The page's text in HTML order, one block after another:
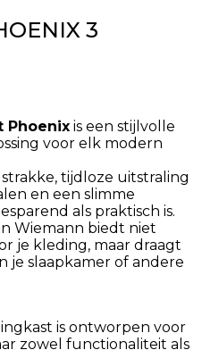
3
Phoenix is een stijlvolle
voor elk modern
tijdloze uitstraling
en een slimme
als praktisch is.
Wiemann biedt niet
je kleding, maar draagt
je slaapkamer of andere
is ontworpen voor
zowel functionaliteit als